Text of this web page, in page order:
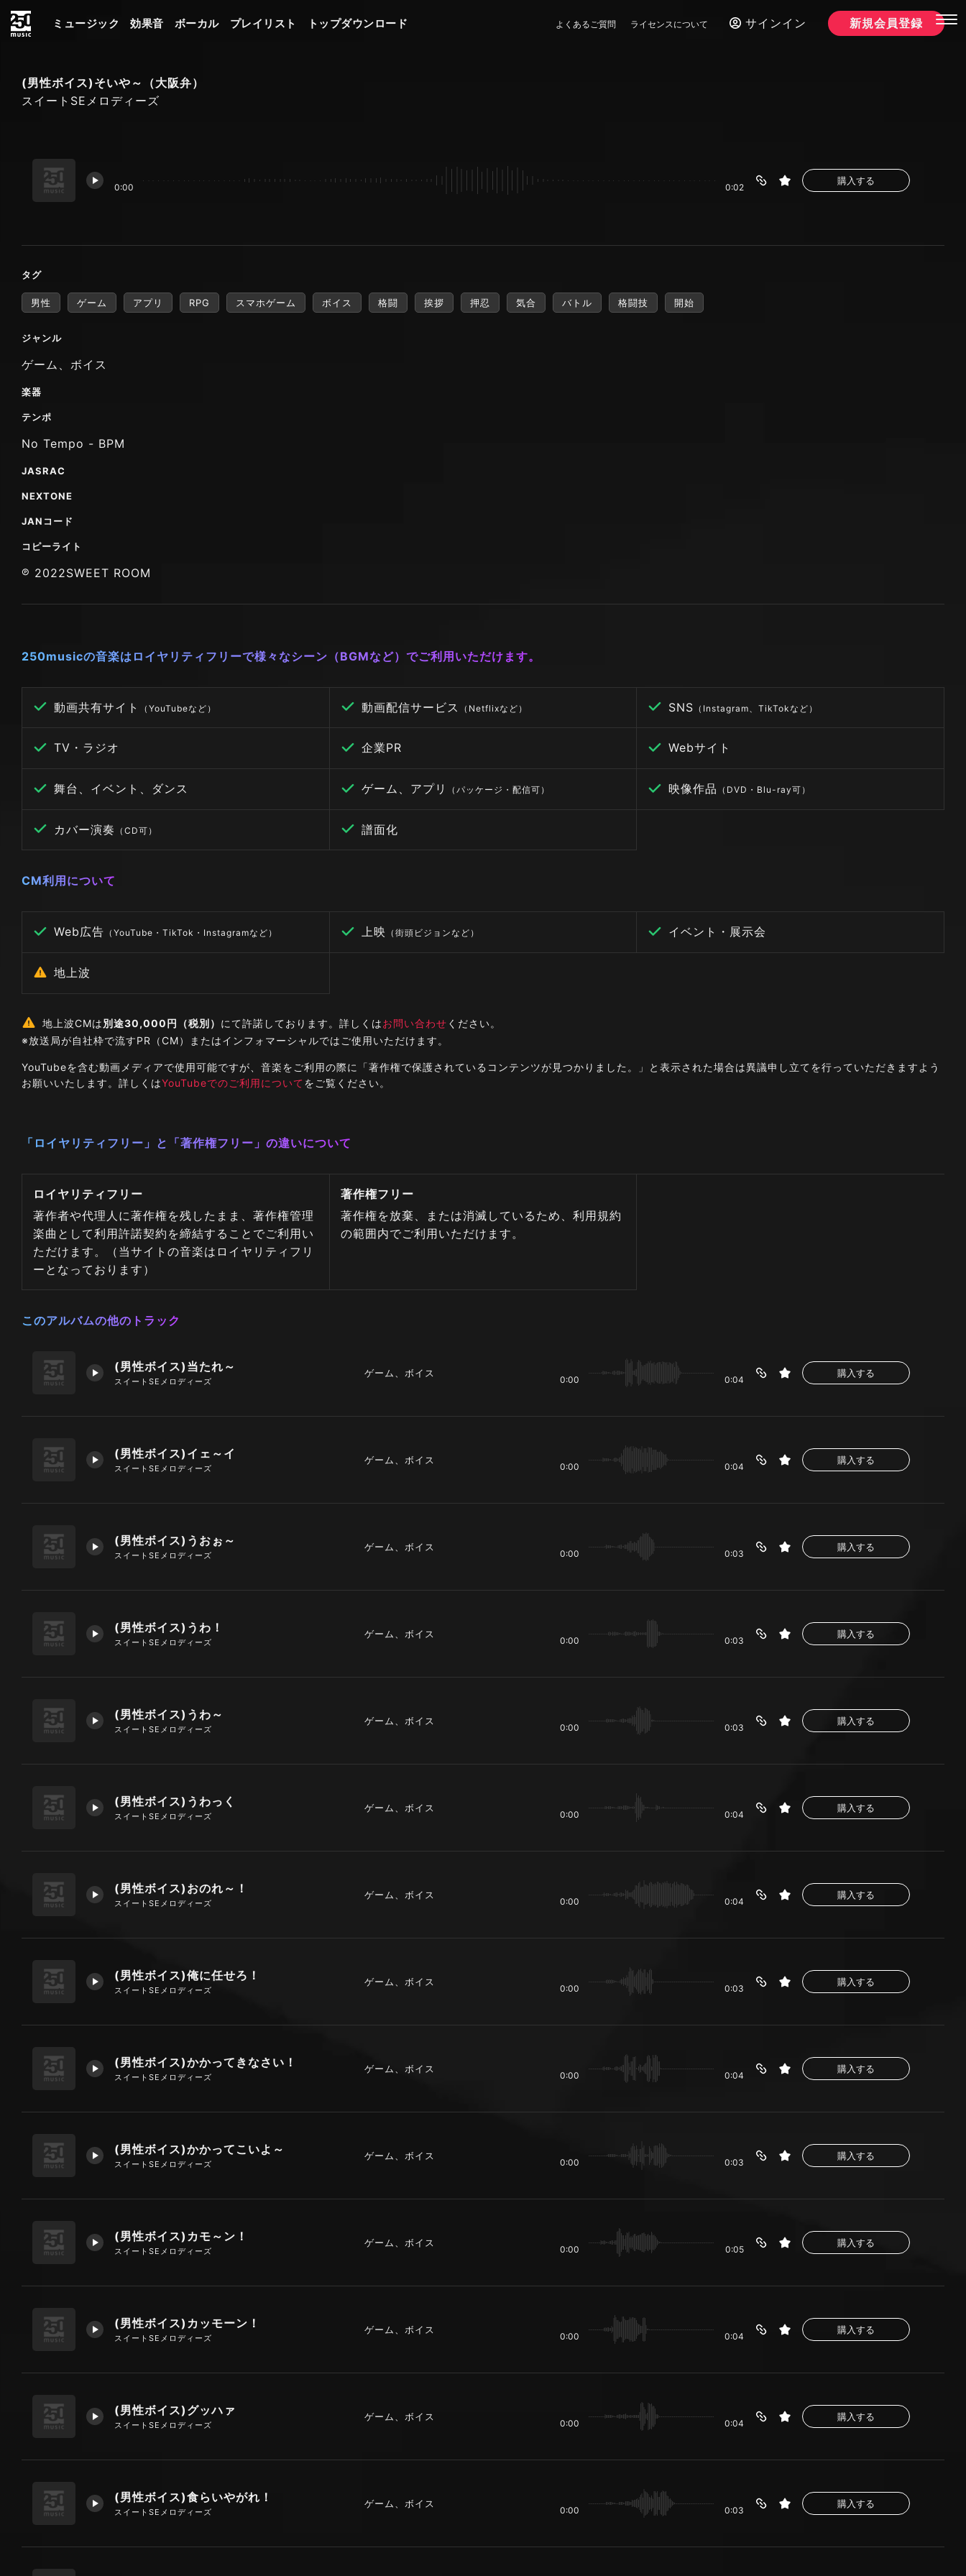
ミュージック 効果音 ボーカル プレイリスト トップダウンロード よくあるご質問 ライセンスについて サインイン 新規会員登録
(男性ボイス)そいや～（大阪弁）
スイートSEメロディーズ
0:00 0:02
購入する
タグ
男性 ゲーム アプリ RPG スマホゲーム ボイス 格闘 挨拶 押忍 気合 バトル 格闘技 開始
ジャンル
ゲーム、ボイス
楽器
テンポ
No Tempo - BPM
JASRAC
NEXTONE
JANコード
コピーライト
℗ 2022SWEET ROOM
250musicの音楽はロイヤリティフリーで様々なシーン（BGMなど）でご利用いただけます。
動画共有サイト （YouTubeなど） 動画配信サービス （Netflixなど） SNS （Instagram、TikTokなど）
TV・ラジオ 企業PR Webサイト
舞台、イベント、ダンス ゲーム、アプリ （パッケージ・配信可） 映像作品 （DVD・Blu-ray可）
カバー演奏 （CD可） 譜面化
CM利用について
Web広告 （YouTube・TikTok・Instagramなど） 上映 （街頭ビジョンなど） イベント・展示会
地上波
地上波CMは別途30,000円（税別） にて許諾しております。詳しくはお問い合わせ ください。
※放送局が自社枠で流すPR（CM）またはインフォマーシャルではご使用いただけます。
YouTubeを含む動画メディアで使用可能ですが、音楽をご利用の際に「著作権で保護されているコンテンツが見つかりました。」と表示された場合は異議申し立てを行っていただきますよう
お願いいたします。詳しくはYouTubeでのご利用についてをご覧ください。
「ロイヤリティフリー」と「著作権フリー」の違いについて
ロイヤリティフリー
著作者や代理人に著作権を残したまま、著作権管理
楽曲として利用許諾契約を締結することでご利用い
ただけます。（当サイトの音楽はロイヤリティフリ
ーとなっております）
著作権フリー
著作権を放棄、または消滅しているため、利用規約
の範囲内でご利用いただけます。
このアルバムの他のトラック
(男性ボイス)当たれ～
スイートSEメロディーズ
ゲーム、ボイス
0:00 0:04
購入する
(男性ボイス)イェ～イ
スイートSEメロディーズ
ゲーム、ボイス
0:00 0:04
購入する
(男性ボイス)うおぉ～
スイートSEメロディーズ
ゲーム、ボイス
0:00 0:03
購入する
(男性ボイス)うわ！
スイートSEメロディーズ
ゲーム、ボイス
0:00 0:03
購入する
(男性ボイス)うわ～
スイートSEメロディーズ
ゲーム、ボイス
0:00 0:03
購入する
(男性ボイス)うわっく
スイートSEメロディーズ
ゲーム、ボイス
0:00 0:04
購入する
(男性ボイス)おのれ～！
スイートSEメロディーズ
ゲーム、ボイス
0:00 0:04
購入する
(男性ボイス)俺に任せろ！
スイートSEメロディーズ
ゲーム、ボイス
0:00 0:03
購入する
(男性ボイス)かかってきなさい！
スイートSEメロディーズ
ゲーム、ボイス
0:00 0:04
購入する
(男性ボイス)かかってこいよ～
スイートSEメロディーズ
ゲーム、ボイス
0:00 0:03
購入する
(男性ボイス)カモ～ン！
スイートSEメロディーズ
ゲーム、ボイス
0:00 0:05
購入する
(男性ボイス)カッモーン！
スイートSEメロディーズ
ゲーム、ボイス
0:00 0:04
購入する
(男性ボイス)グッハァ
スイートSEメロディーズ
ゲーム、ボイス
0:00 0:04
購入する
(男性ボイス)食らいやがれ！
スイートSEメロディーズ
ゲーム、ボイス
0:00 0:03
購入する